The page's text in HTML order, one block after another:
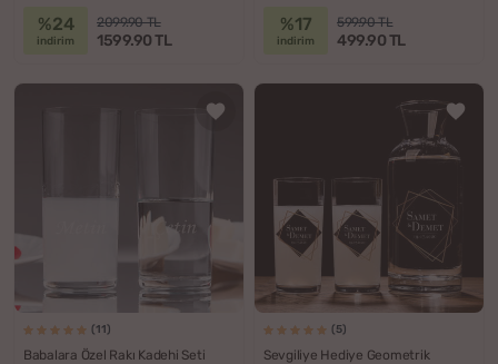
%24
indirim
2099.90 TL
1599.90 TL
%17
indirim
599.90 TL
499.90 TL
(11)
Babalara Özel Rakı Kadehi Seti
(5)
Sevgiliye Hediye Geometrik